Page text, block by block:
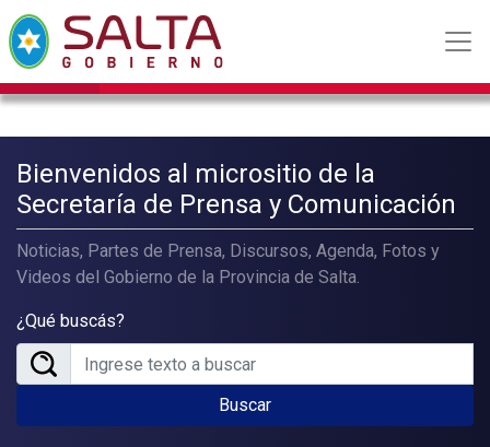
Bienvenidos al micrositio de la
Secretaría de Prensa y Comunicación
Noticias, Partes de Prensa, Discursos, Agenda, Fotos y
Videos del Gobierno de la Provincia de Salta.
¿Qué buscás?
Buscar